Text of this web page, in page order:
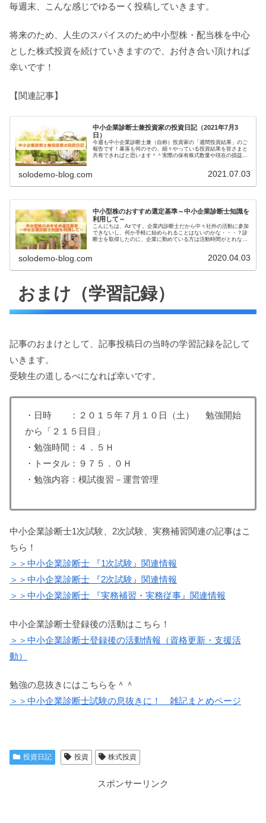
毎週末、こんな感じでゆるーく投稿していきます。
将来のため、人生のスパイスのため中小型株・配当株を中心
とした株式投資を続けていきますので、お付き合い頂ければ
幸いです！
【関連記事】
中小企業診断士兼投資家の投資日記（2021年7月3
日）
今週も中小企業診断士兼（自称）投資家の「週間投資結果」のご
報告です！暴落も何のその、細々やっている投資結果を皆さまと
共有できればと思います＾＾実際の保有株式数量や現在の損益状
solodemo-blog.com 2021.07.03
中小型株のおすすめ選定基準～中小企業診断士知識を
利用して～
こんにちは、Azです。企業内診断士だから中々社外の活動に参加
できないし、何か手軽に始められることはないのかな・・・？診
断士を取得したのに、企業に勤めている方は活動時間がとれない
solodemo-blog.com 2020.04.03
おまけ（学習記録）
記事のおまけとして、記事投稿日の当時の学習記録を記して
いきます。
受験生の道しるべになれば幸いです。
・日時 ：２０１５年７月１０日（土） 勉強開始
から「２１５日目」
・勉強時間：４．５Ｈ
・トータル：９７５．０Ｈ
・勉強内容：模試復習－運営管理
中小企業診断士1次試験、2次試験、実務補習関連の記事はこ
ちら！
＞＞中小企業診断士 『1次試験』関連情報
＞＞中小企業診断士 『2次試験』関連情報
＞＞中小企業診断士 『実務補習・実務従事』関連情報
中小企業診断士登録後の活動はこちら！
＞＞中小企業診断士登録後の活動情報（資格更新・支援活
動）
勉強の息抜きにはこちらを＾＾
＞＞中小企業診断士試験の息抜きに！ 雑記まとめページ
投資日記 投資 株式投資
スポンサーリンク